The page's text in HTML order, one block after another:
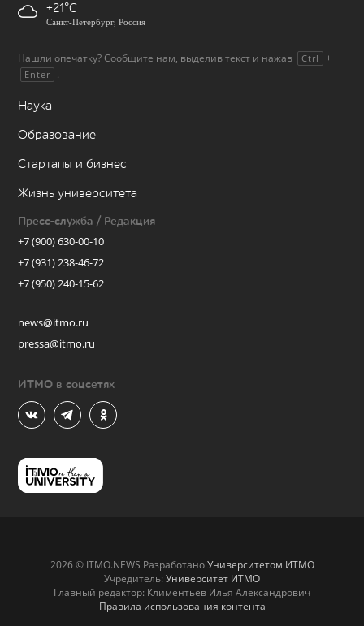
+21
Санкт-Петербург, Россия
Нашли опечатку? Сообщите нам, выделив текст и нажав Ctrl +
Enter .
Наука
Образование
Стартапы и бизнес
Жизнь университета
Пресс-служба / Редакция
+7 (900) 630-00-10
+7 (931) 238-46-72
+7 (950) 240-15-62
news@itmo.ru
pressa@itmo.ru
ИТМО в соцсетях
2026 © ITMO.NEWS РазработаноУниверситетом ИТМО
Учредитель: Университет ИТМО
Главный редактор: Климентьев Илья Александрович
Правила использования контента